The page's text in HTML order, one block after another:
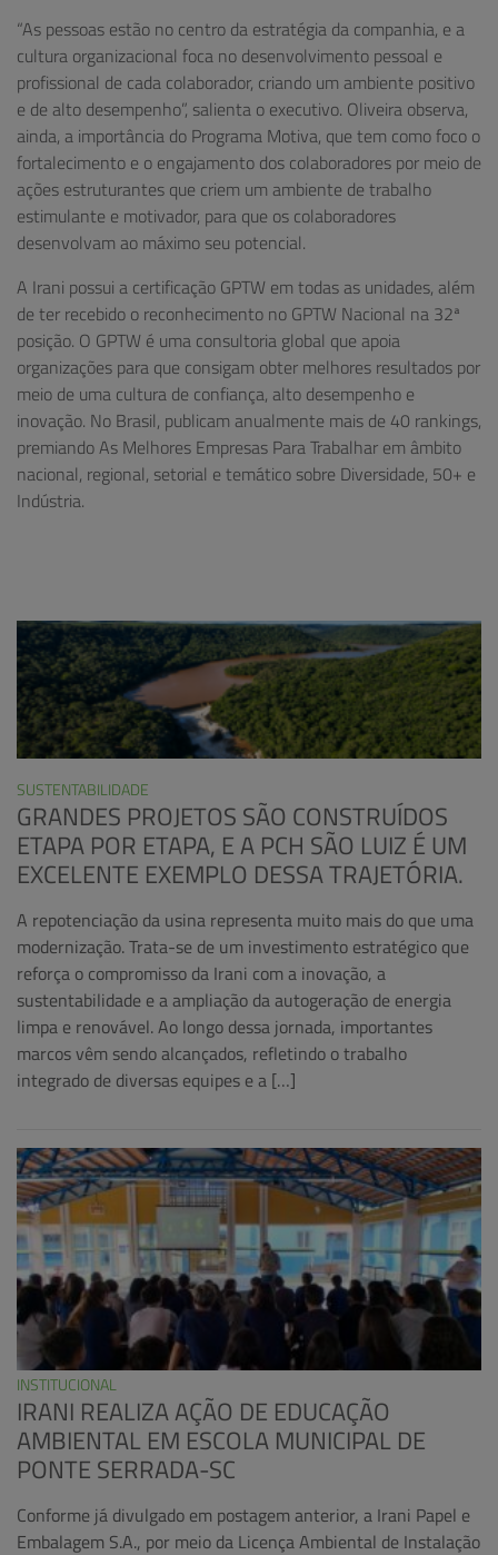
“As pessoas estão no centro da estratégia da companhia, e a
cultura organizacional foca no desenvolvimento pessoal e
profissional de cada colaborador, criando um ambiente positivo
e de alto desempenho”, salienta o executivo. Oliveira observa,
ainda, a importância do Programa Motiva, que tem como foco o
fortalecimento e o engajamento dos colaboradores por meio de
ações estruturantes que criem um ambiente de trabalho
estimulante e motivador, para que os colaboradores
desenvolvam ao máximo seu potencial.
A Irani possui a certificação GPTW em todas as unidades, além
de ter recebido o reconhecimento no GPTW Nacional na 32ª
posição. O GPTW é uma consultoria global que apoia
organizações para que consigam obter melhores resultados por
meio de uma cultura de confiança, alto desempenho e
inovação. No Brasil, publicam anualmente mais de 40 rankings,
premiando As Melhores Empresas Para Trabalhar em âmbito
nacional, regional, setorial e temático sobre Diversidade, 50+ e
Indústria.
SUSTENTABILIDADE
GRANDES PROJETOS SÃO CONSTRUÍDOS
ETAPA POR ETAPA, E A PCH SÃO LUIZ É UM
EXCELENTE EXEMPLO DESSA TRAJETÓRIA.
A repotenciação da usina representa muito mais do que uma
modernização. Trata-se de um investimento estratégico que
reforça o compromisso da Irani com a inovação, a
sustentabilidade e a ampliação da autogeração de energia
limpa e renovável. Ao longo dessa jornada, importantes
marcos vêm sendo alcançados, refletindo o trabalho
integrado de diversas equipes e a […]
INSTITUCIONAL
IRANI REALIZA AÇÃO DE EDUCAÇÃO
AMBIENTAL EM ESCOLA MUNICIPAL DE
PONTE SERRADA-SC
Conforme já divulgado em postagem anterior, a Irani Papel e
Embalagem S.A., por meio da Licença Ambiental de Instalação